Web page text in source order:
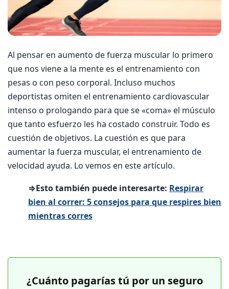
Al pensar en aumento de fuerza muscular lo primero
que nos viene a la mente es el entrenamiento con
pesas o con peso corporal. Incluso muchos
deportistas omiten el entrenamiento cardiovascular
intenso o prologando para que se «coma» el músculo
que tanto esfuerzo les ha costado construir. Todo es
cuestión de objetivos. La cuestión es que para
aumentar la fuerza muscular, el entrenamiento de
velocidad ayuda. Lo vemos en este artículo.
⇒Esto también puede interesarte: Respirar
bien al correr: 5 consejos para que respires bien
mientras corres
¿Cuánto pagarías tú por un seguro